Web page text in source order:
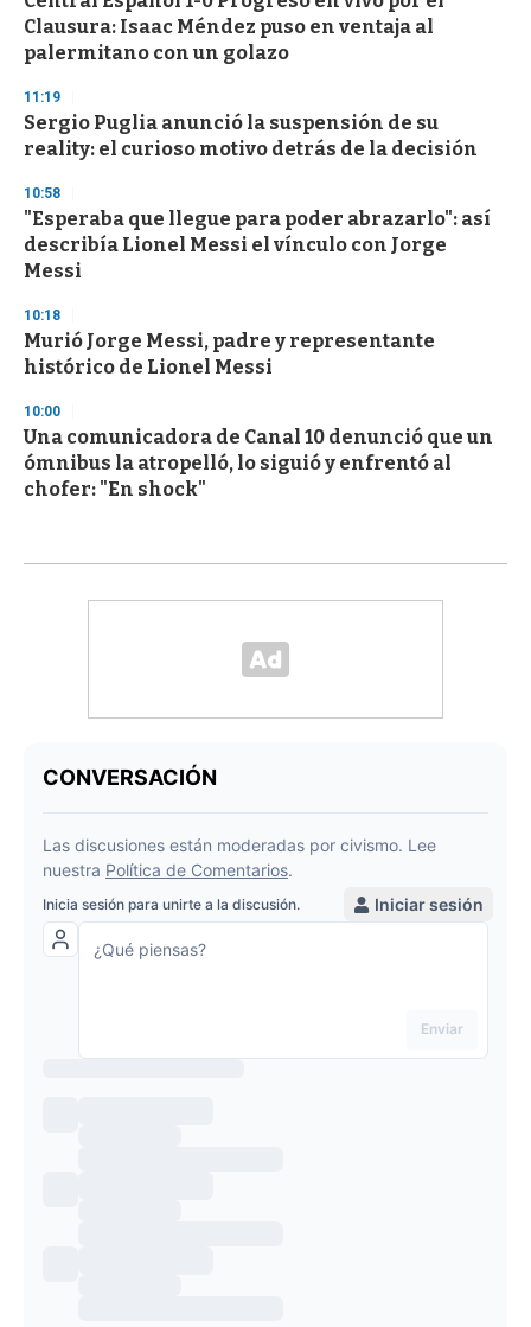
Clausura: Isaac Méndez puso en ventaja al
palermitano con un golazo
11:19
Sergio Puglia anunció la suspensión de su
reality: el curioso motivo detrás de la decisión
10:58
"Esperaba que llegue para poder abrazarlo": así
describía Lionel Messi el vínculo con Jorge
Messi
10:18
Murió Jorge Messi, padre y representante
histórico de Lionel Messi
10:00
Una comunicadora de Canal 10 denunció que un
ómnibus la atropelló, lo siguió y enfrentó al
chofer: "En shock"